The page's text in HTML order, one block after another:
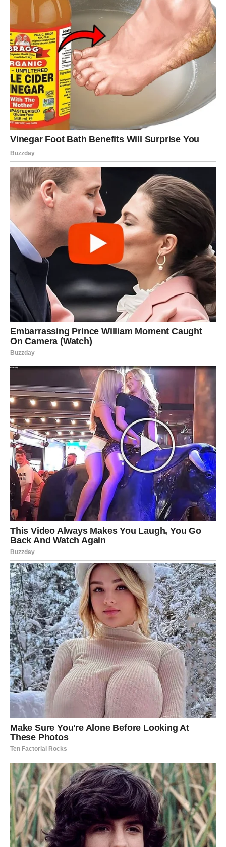
donose jasnoću i unutrašnji mir.
Jarac će shvatiti da je bolje imati mali krug iskrenih ljudi
nego mnogo površnih odnosa.
Lični razvoj – Snaga discipline
Jedna od najvažnijih tema ovog proleća za Jarčeve biće
lični razvoj. Jarac je znak koji ima ogromnu unutrašnju
snagu i sposobnost da prevaziđe prepreke koje bi mnoge
druge ljude zaustavile.
Proleće donosi priliku da Jarac počne da veruje u svoje
sposobnosti još više nego ranije.
Mnogi pripadnici ovog znaka mogu početi da razmišljaju o
novim ciljevima i planovima za budućnost.
Ovo je period u kojem Jarac može shvatiti koliko je
daleko stigao zahvaljujući svom radu i izdrzljivosti.
Sudbinska poruka zvezda za
Jarca
Zvezde poručuju Jarčevima da nikada ne zaborave koliko
su snažni. Iako život ponekad stavlja najveće terete
upravo na njihova leđa, Jarac uvek pronalazi način da
nastavi dalje.
Proleće donosi priliku da se trud iz prošlosti pretvori u
uspeh i stabilnost.
Novi ljudi, nove prilike i novi snovi mogu ući u Jarčev
život.
Za mnoge pripadnike ovog znaka ovo može biti početak
perioda u kojem se sudbina okreće u njihovu korist.